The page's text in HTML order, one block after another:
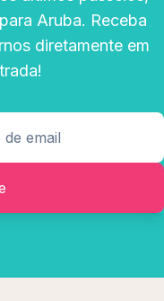
Aruba. Receba
diretamente em